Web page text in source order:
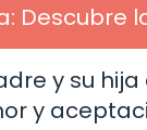
Descubre
y su
y